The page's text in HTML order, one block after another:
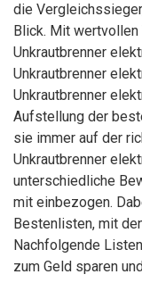
die
Blick. Mit
Unkrautbrenner
Unkrautbrenner
Unkrautbrenner
Aufstellung der
sie immer auf der
Unkrautbrenner
unterschiedliche
mit einbezogen.
Bestenlisten, mit
Nachfolgende
zum Geld sparen